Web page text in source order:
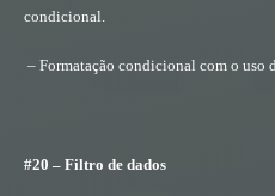
condicional.
– Formatação condicional com o uso
#20 – Filtro de dados